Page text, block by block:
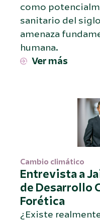
como
sanitario del
amenaza
humana.
Ver más
Cambio climático
Entrevista a
de Desarrollo
Forética
¿Existe